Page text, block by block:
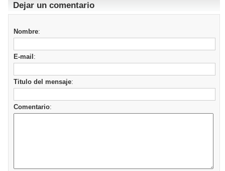
Dejar un comentario
Nombre:
E-mail :
Titulo del mensaje:
Comentario: